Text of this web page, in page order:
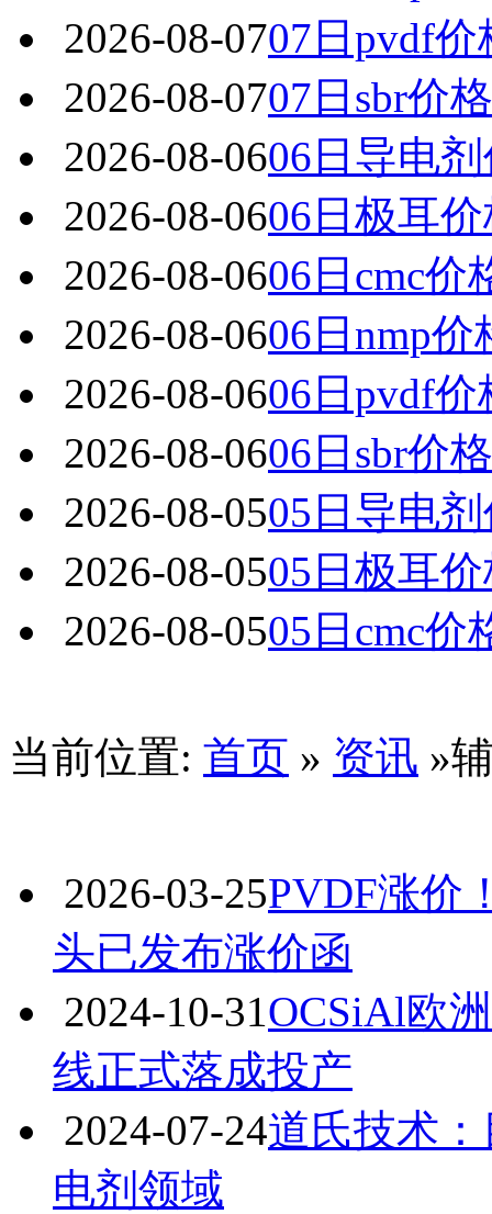
2026-08-0707日pvdf价
2026-08-0707日sbr价
2026-08-0606日导电
2026-08-0606日极耳
2026-08-0606日cmc价
2026-08-0606日nmp价
2026-08-0606日pvdf价
2026-08-0606日sbr价
2026-08-0505日导电
2026-08-0505日极耳
2026-08-0505日cmc价
当前位置: 首页 » 资讯 »
2026-03-25PVDF涨价
头已发布涨价函
2024-10-31OCSiAl欧
线正式落成投产
2024-07-24道氏技术
电剂领域